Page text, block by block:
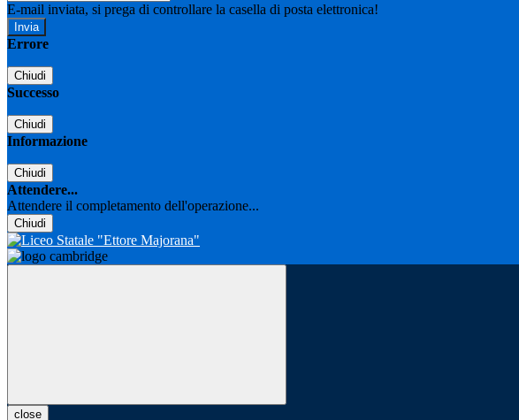
E-mail inviata, si prega di controllare la casella di posta elettronica!
Errore
Chiudi
Successo
Chiudi
Informazione
Chiudi
Attendere...
Attendere il completamento dell'operazione...
Chiudi
close